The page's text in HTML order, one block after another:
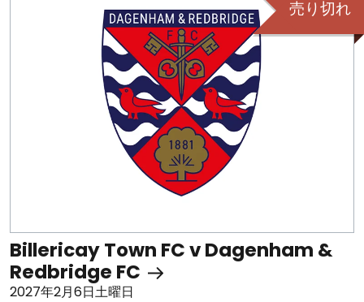
売り切れ
Billericay Town FC v Dagenham &
Redbridge FC
2027年2月6日土曜日